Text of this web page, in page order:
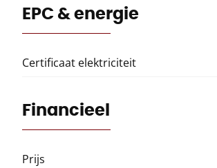
EPC & energie
Certificaat elektriciteit
Financieel
Prijs